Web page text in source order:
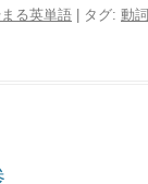
る英単語 | タグ: 動詞